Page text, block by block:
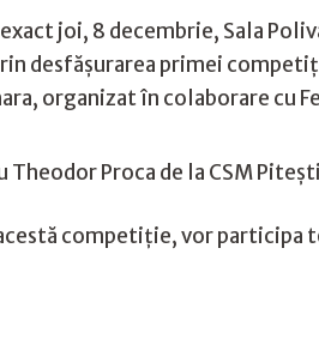
exact joi, 8 decembrie, Sala
desfășurarea primei
organizat în colaborare cu
Proca de la CSM
acestă competiție, vor